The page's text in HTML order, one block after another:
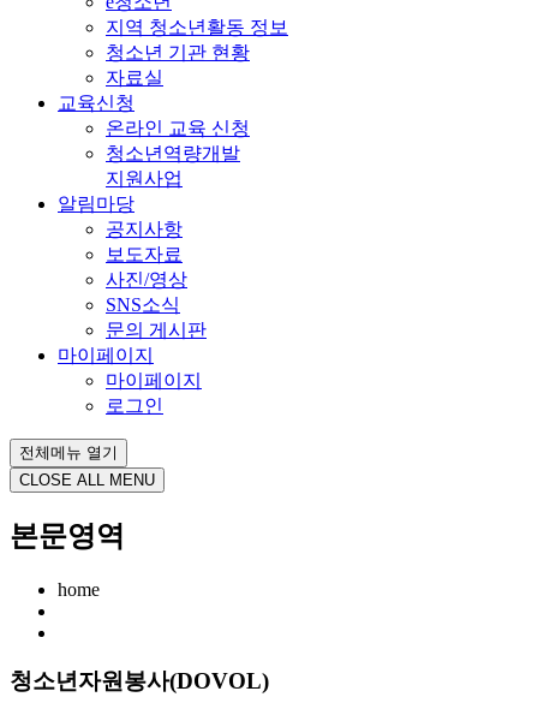
지역 청소년활동 정보
청소년 기관 현황
자료실
교육신청
온라인 교육 신청
청소년역량개발
지원사업
알림마당
공지사항
보도자료
사진/영상
SNS소식
문의 게시판
마이페이지
마이페이지
로그인
전체메뉴 열기
CLOSE ALL MENU
본문영역
home
청소년자원봉사(DOVOL)